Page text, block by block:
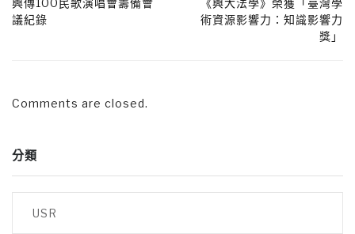
興傳100民歌演唱會籌備會
議紀錄
《興大法學》榮獲「臺灣學
術資源影響力：知識影響力
獎」
Comments are closed.
分類
USR